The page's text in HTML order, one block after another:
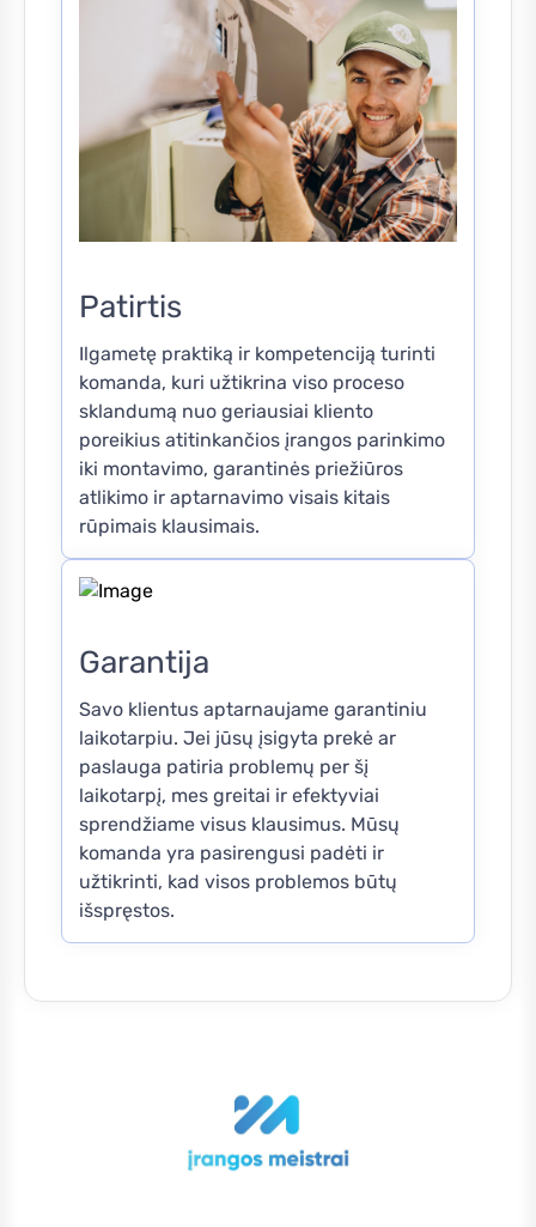
Patirtis
Ilgametę praktiką ir kompetenciją turinti
komanda, kuri užtikrina viso proceso
sklandumą nuo geriausiai kliento
poreikius atitinkančios įrangos parinkimo
iki montavimo, garantinės priežiūros
atlikimo ir aptarnavimo visais kitais
rūpimais klausimais.
Garantija
Savo klientus aptarnaujame garantiniu
laikotarpiu. Jei jūsų įsigyta prekė ar
paslauga patiria problemų per šį
laikotarpį, mes greitai ir efektyviai
sprendžiame visus klausimus. Mūsų
komanda yra pasirengusi padėti ir
užtikrinti, kad visos problemos būtų
išspręstos.